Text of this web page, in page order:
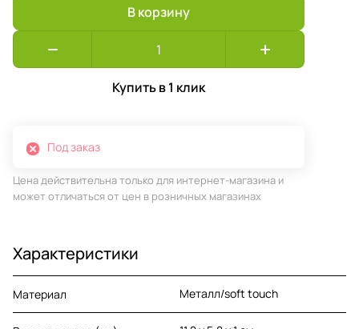
В корзину
Купить в 1 клик
Под заказ
Цена действительна только для интернет-магазина и
может отличаться от цен в розничных магазинах
Характеристики
Материал Металл/soft touch